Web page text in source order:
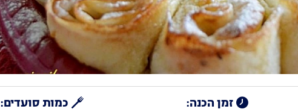
זמן הכנה: כמות סועדים: